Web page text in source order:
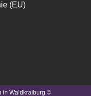
(EU)
in Waldkraiburg ©